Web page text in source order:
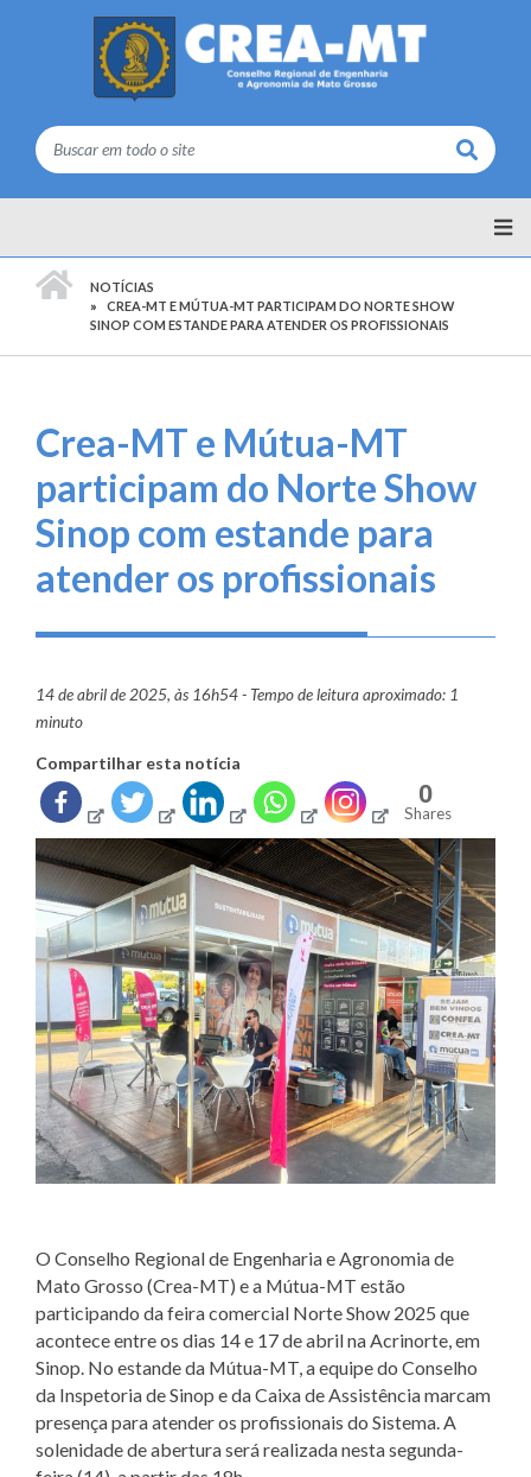
Buscar
NOTÍCIAS
CREA-MT E MÚTUA-MT PARTICIPAM DO NORTE SHOW
SINOP COM ESTANDE PARA ATENDER OS PROFISSIONAIS
Crea-MT e Mútua-MT
participam do Norte Show
Sinop com estande para
atender os profissionais
14 de abril de 2025, às 16h54 - Tempo de leitura aproximado: 1
minuto
Compartilhar esta notícia
0
Shares
O Conselho Regional de Engenharia e Agronomia de
Mato Grosso (Crea-MT) e a Mútua-MT estão
participando da feira comercial Norte Show 2025 que
acontece entre os dias 14 e 17 de abril na Acrinorte, em
Sinop. No estande da Mútua-MT, a equipe do Conselho
da Inspetoria de Sinop e da Caixa de Assistência marcam
presença para atender os profissionais do Sistema.A
solenidade de abertura será realizada nesta segunda-